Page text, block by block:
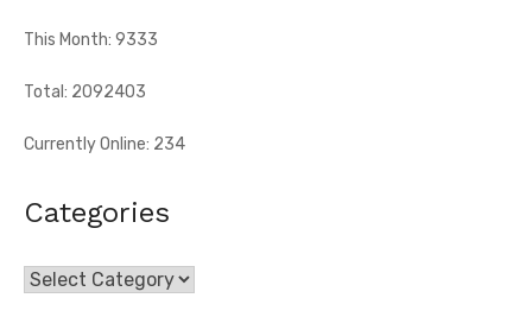
This Month: 9333
Total: 2092403
Currently Online: 234
Categories
Categories